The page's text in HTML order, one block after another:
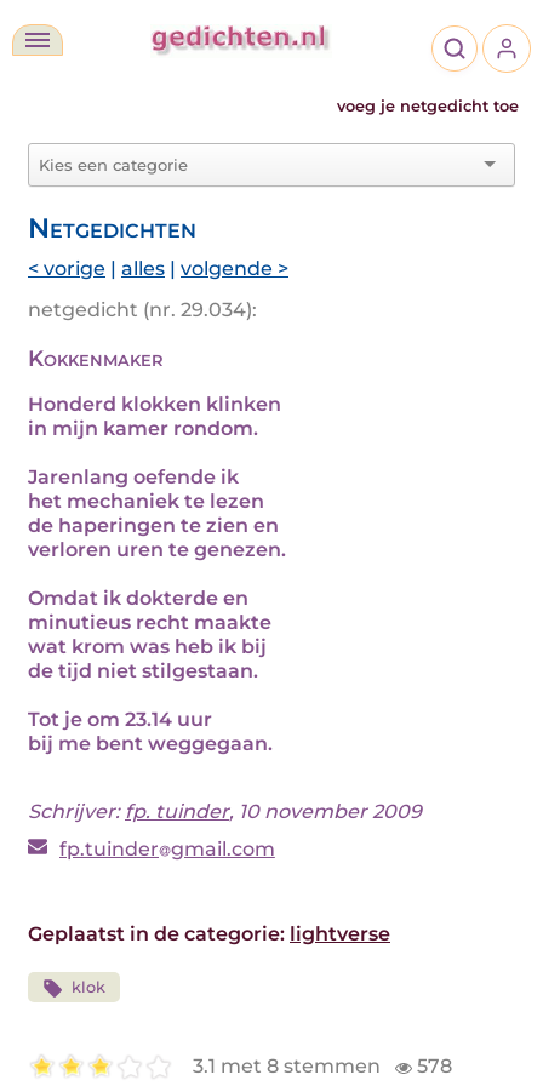
voeg je netgedicht toe
Netgedichten
< vorige | alles | volgende >
netgedicht (nr. 29.034):
Kokkenmaker
Honderd klokken klinken
in mijn kamer rondom.
Jarenlang oefende ik
het mechaniek te lezen
de haperingen te zien en
verloren uren te genezen.
Omdat ik dokterde en
minutieus recht maakte
wat krom was heb ik bij
de tijd niet stilgestaan.
Tot je om 23.14 uur
bij me bent weggegaan.
Schrijver: fp. tuinder, 10 november 2009
fp.tuinder gmail.com
Geplaatst in de categorie: lightverse
klok
3.1 met 8 stemmen 578